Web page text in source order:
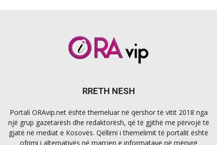
RRETH NESH
Portali ORAvip.net është themeluar në qershor të vitit 2018 nga
një grup gazetarësh dhe redaktorësh, që të gjithë me përvojë të
gjatë në mediat e Kosovës. Qëllimi i themelimit të portalit është
ofrimi i alternativës në marrjen e informatave në mënyrë